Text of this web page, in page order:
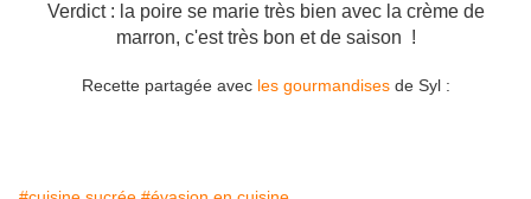
Verdict : la poire se marie très bien avec la crème de
marron, c'est très bon et de saison !
Recette partagée avecles gourmandisesde Syl :